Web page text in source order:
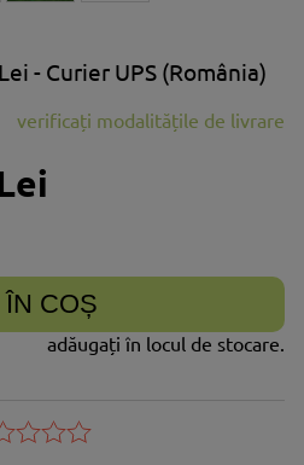
- Curier UPS (România)
costuri aferente plăților
verificați modalitățile de livrare
ÎN COȘ
adăugați în locul de stocare.